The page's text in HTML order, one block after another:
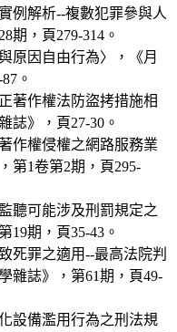
例解析--複數犯罪參與人
期，頁279-314。
原因自由行為〉，《月
。
著作權法防盜拷措施相
誌》，頁27-30。
作權侵權之網路服務業
第1卷第2期，頁295-
聽可能涉及刑罰規定之
19期，頁35-43。
死罪之適用--最高法院判
雜誌》，第61期，頁49-
設備濫用行為之刑法規